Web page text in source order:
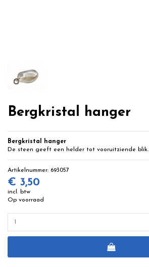
Bergkristal hanger
Bergkristal hanger
De steen geeft een helder tot vooruitziende blik.
Artikelnummer: 693057
€ 3,50
incl. btw
Op voorraad